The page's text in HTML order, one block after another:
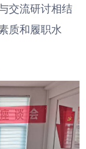
交流研讨相结
质和履职水